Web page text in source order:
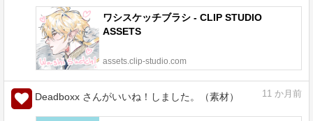
ワシスケッチブラシ - CLIP STUDIO
ASSETS
assets.clip-studio.com
Deadboxx さんがいいね！しました。（素材） 11 か月前